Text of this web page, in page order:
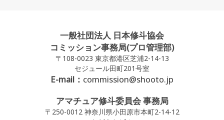
一般社団法人 日本修斗協会
コミッション事務局(プロ管理部)
〒108-0023 東京都港区芝浦2-14-13
セジュール田町201号室
E-mail： commission@shooto.jp
アマチュア修斗委員会 事務局
〒250-0012 神奈川県小田原市本町2-14-12